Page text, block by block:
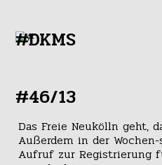
#DKMS
#46/13
Das Freie Neukölln geht,
Außerdem in der
Aufruf zur Registrierung